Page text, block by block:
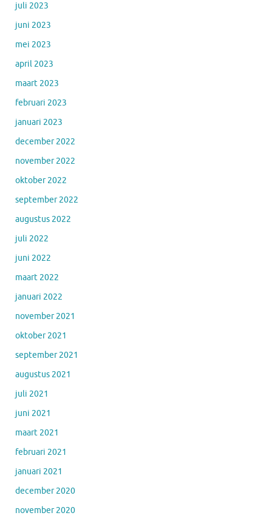
juli 2023
juni 2023
mei 2023
april 2023
maart 2023
februari 2023
januari 2023
december 2022
november 2022
oktober 2022
september 2022
augustus 2022
juli 2022
juni 2022
maart 2022
januari 2022
november 2021
oktober 2021
september 2021
augustus 2021
juli 2021
juni 2021
maart 2021
februari 2021
januari 2021
december 2020
november 2020